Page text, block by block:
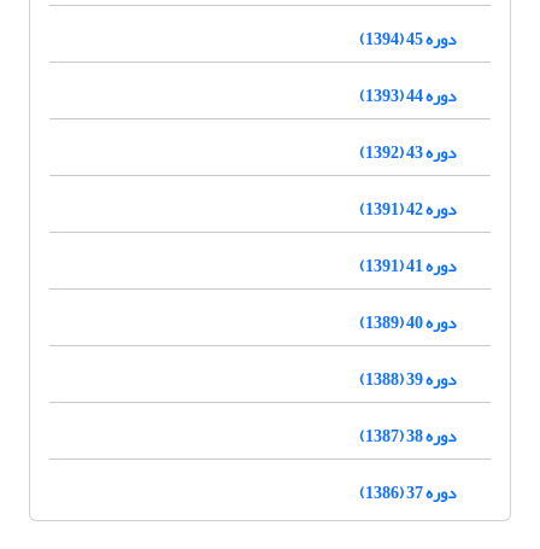
دوره 45 (1394)
دوره 44 (1393)
دوره 43 (1392)
دوره 42 (1391)
دوره 41 (1391)
دوره 40 (1389)
دوره 39 (1388)
دوره 38 (1387)
دوره 37 (1386)